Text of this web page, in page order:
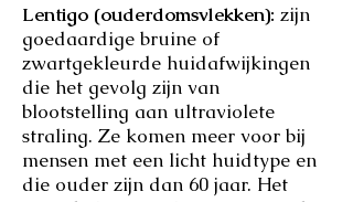
Lentigo (ouderdomsvlekken): zijn
goedaardige bruine of
zwartgekleurde huidafwijkingen
die het gevolg zijn van
blootstelling aan ultraviolete
straling. Ze komen meer voor bij
mensen met een licht huidtype en
die ouder zijn dan 60 jaar. Het